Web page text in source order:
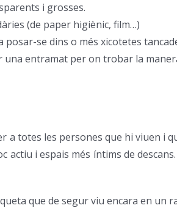
i grosses.
(de paper higiènic, film…)
posar-se dins o més xicotetes
una entramat per on trobar la
a totes les persones que hi viuen
actiu i espais més íntims de
que de segur viu encara en un